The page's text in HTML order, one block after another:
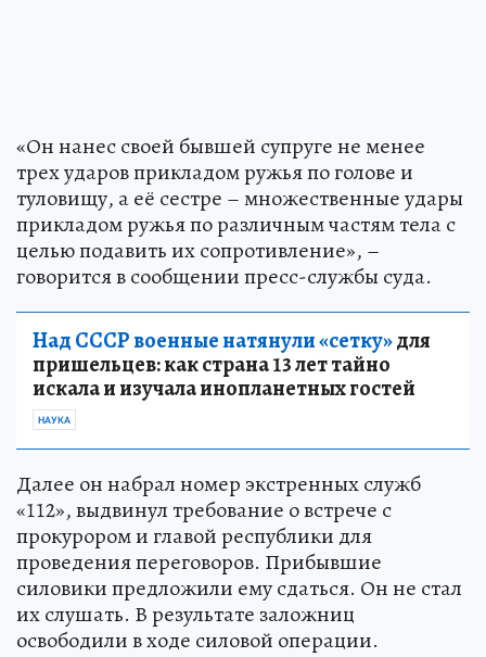
«Он нанес своей бывшей супруге не менее
трех ударов прикладом ружья по голове и
туловищу, а её сестре – множественные удары
прикладом ружья по различным частям тела с
целью подавить их сопротивление», –
говорится в сообщении пресс-службы суда.
Над СССР военные натянули «сетку»для
пришельцев: как страна 13 лет тайно
искала и изучала инопланетных гостей
НАУКА
Далее он набрал номер экстренных служб
«112», выдвинул требование о встрече с
прокурором и главой республики для
проведения переговоров. Прибывшие
силовики предложили ему сдаться. Он не стал
их слушать. В результате заложниц
освободили в ходе силовой операции.